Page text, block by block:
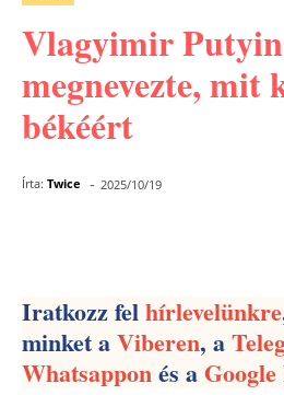
Vlagyimir Putyin
megnevezte, mit
békéért
Írta: Twice - 2025/10/19
Iratkozz felhírlevelünkre
minket aViberen, a
Whatsapponés a